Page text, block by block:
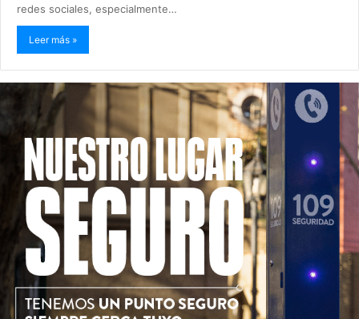
redes sociales, especialmente…
Leer más »